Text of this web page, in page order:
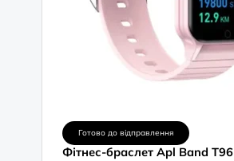
Готово до відправлення
Фітнес-браслет Apl Band T96